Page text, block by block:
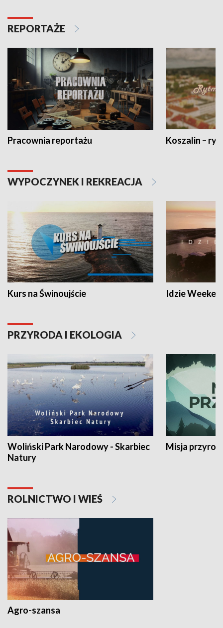
REPORTAŻE
Pracownia reportażu Koszalin –
WYPOCZYNEK I REKREACJA
Kurs na Świnoujście Idzie
PRZYRODA I EKOLOGIA
Woliński Park Narodowy - Skarbiec
Natury
Misja
ROLNICTWO I WIEŚ
Agro-szansa